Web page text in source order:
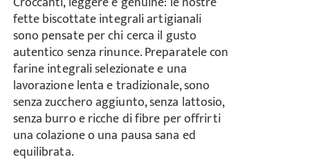
fette biscottate integrali artigianali
sono pensate per chi cerca il gusto
autentico senza rinunce. Preparatele con
farine integrali selezionate e una
lavorazione lenta e tradizionale, sono
senza zucchero aggiunto, senza lattosio,
senza burro e ricche di fibre per offrirti
una colazione o una pausa sana ed
equilibrata.